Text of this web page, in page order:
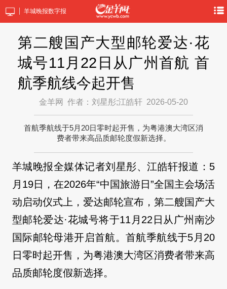
羊城晚报数字报
第二艘国产大型邮轮爱达·花
城号11月22日从广州首航 首
航季航线今起开售
金羊网 作者：刘星彤;江皓轩 2026-05-20
首航季航线于5月20日零时起开售，为粤港澳大湾区消
费者带来高品质邮轮度假新选择。
羊城晚报全媒体记者刘星彤、江皓轩报道：5
月19日，在2026年“中国旅游日”全国主会场活
动启动仪式上，爱达邮轮宣布，第二艘国产大
型邮轮爱达·花城号将于11月22日从广州南沙
国际邮轮母港开启首航。首航季航线于5月20
日零时起开售，为粤港澳大湾区消费者带来高
品质邮轮度假新选择。